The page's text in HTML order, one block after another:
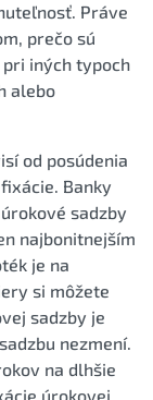
Práve
prečo sú
iných typoch
alebo
od posúdenia
Banky
sadzby
najbonitnejším
je na
si môžete
sadzby je
nezmení.
na dlhšie
úrokovej